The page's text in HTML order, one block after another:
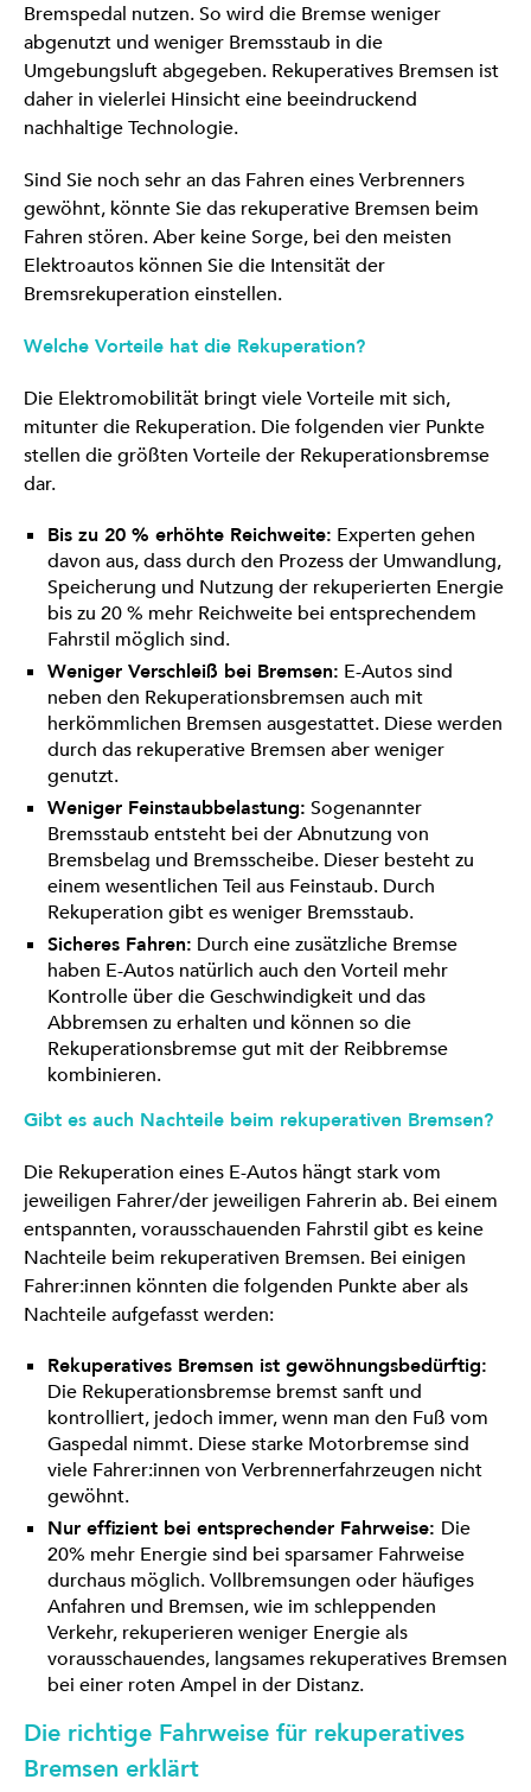
Bremspedal nutzen. So wird die Bremse weniger
abgenutzt und weniger Bremsstaub in die
Umgebungsluft abgegeben. Rekuperatives Bremsen ist
daher in vielerlei Hinsicht eine beeindruckend
nachhaltige Technologie.
Sind Sie noch sehr an das Fahren eines Verbrenners
gewöhnt, könnte Sie das rekuperative Bremsen beim
Fahren stören. Aber keine Sorge, bei den meisten
Elektroautos können Sie die Intensität der
Bremsrekuperation einstellen.
Welche Vorteile hat die Rekuperation?
Die Elektromobilität bringt viele Vorteile mit sich,
mitunter die Rekuperation. Die folgenden vier Punkte
stellen die größten Vorteile der Rekuperationsbremse
dar.
Bis zu 20 % erhöhte Reichweite: Experten gehen
davon aus, dass durch den Prozess der Umwandlung,
Speicherung und Nutzung der rekuperierten Energie
bis zu 20 % mehr Reichweite bei entsprechendem
Fahrstil möglich sind.
Weniger Verschleiß bei Bremsen: E-Autos sind
neben den Rekuperationsbremsen auch mit
herkömmlichen Bremsen ausgestattet. Diese werden
durch das rekuperative Bremsen aber weniger
genutzt.
Weniger Feinstaubbelastung: Sogenannter
Bremsstaub entsteht bei der Abnutzung von
Bremsbelag und Bremsscheibe. Dieser besteht zu
einem wesentlichen Teil aus Feinstaub. Durch
Rekuperation gibt es weniger Bremsstaub.
Sicheres Fahren: Durch eine zusätzliche Bremse
haben E-Autos natürlich auch den Vorteil mehr
Kontrolle über die Geschwindigkeit und das
Abbremsen zu erhalten und können so die
Rekuperationsbremse gut mit der Reibbremse
kombinieren.
Gibt es auch Nachteile beim rekuperativen Bremsen?
Die Rekuperation eines E-Autos hängt stark vom
jeweiligen Fahrer/der jeweiligen Fahrerin ab. Bei einem
entspannten, vorausschauenden Fahrstil gibt es keine
Nachteile beim rekuperativen Bremsen. Bei einigen
Fahrer:innen könnten die folgenden Punkte aber als
Nachteile aufgefasst werden:
Rekuperatives Bremsen ist gewöhnungsbedürftig:
Die Rekuperationsbremse bremst sanft und
kontrolliert, jedoch immer, wenn man den Fuß vom
Gaspedal nimmt. Diese starke Motorbremse sind
viele Fahrer:innen von Verbrennerfahrzeugen nicht
gewöhnt.
Nur effizient bei entsprechender Fahrweise: Die
20% mehr Energie sind bei sparsamer Fahrweise
durchaus möglich. Vollbremsungen oder häufiges
Anfahren und Bremsen, wie im schleppenden
Verkehr, rekuperieren weniger Energie als
vorausschauendes, langsames rekuperatives Bremsen
bei einer roten Ampel in der Distanz.
Die richtige Fahrweise für rekuperatives
Bremsen erklärt